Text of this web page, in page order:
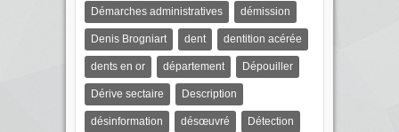
Démarches administratives démission
Denis Brogniart dent dentition acérée
dents en or département Dépouiller
Dérive sectaire Description
désinformation désœuvré Détection